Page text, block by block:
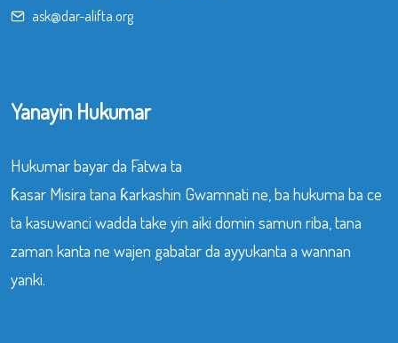
ask@dar-alifta.org
Yanayin Hukumar
Hukumar bayar da Fatwa ta
ƙasar Misira tana ƙarkashin Gwamnati ne, ba hukuma ba ce
ta kasuwanci wadda take yin aiki domin samun riba, tana
zaman kanta ne wajen gabatar da ayyukanta a wannan
yanki.